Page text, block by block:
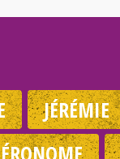
JÉRÉMIE